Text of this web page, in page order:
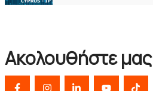
Ακολουθήστε μας
F I L Y T